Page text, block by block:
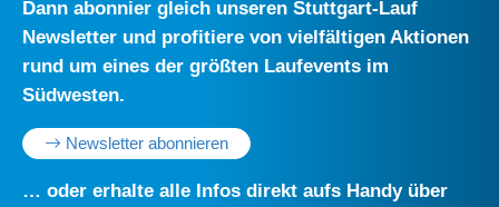
Dann abonnier gleich unseren Stuttgart-Lauf
Newsletter und profitiere von vielfältigen Aktionen
rund um eines der größten Laufevents im
Südwesten.
Newsletter abonnieren
… oder erhalte alle Infos direkt aufs Handy über